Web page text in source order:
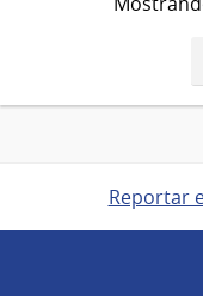
Reportar